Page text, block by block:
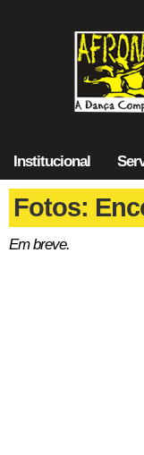
Institucional
Fotos:
Em breve.